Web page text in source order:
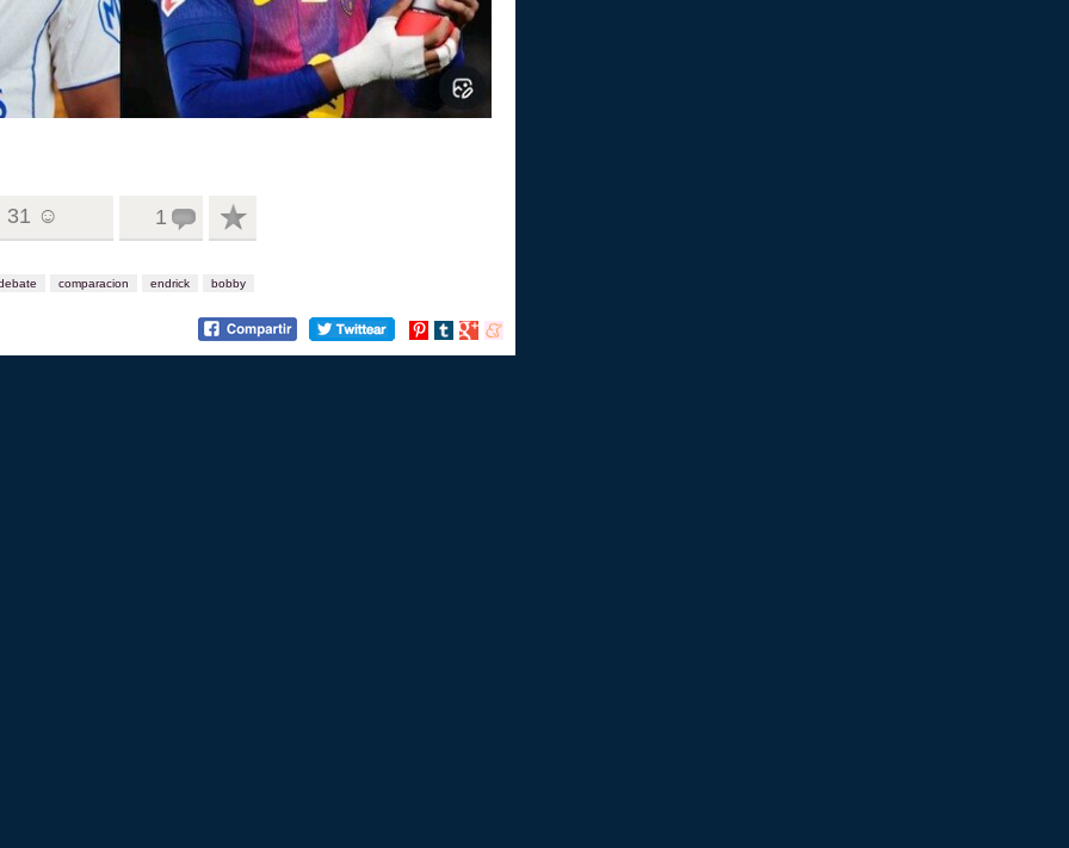
31 ☺ 1
comparacion endrick bobby
Compartir
Compartir
Compartir
Compartir